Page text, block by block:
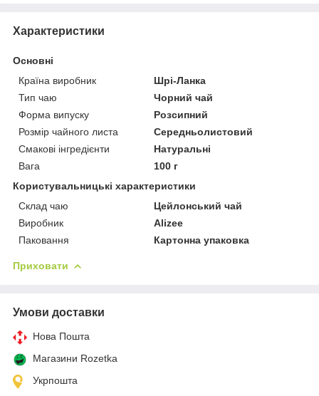
Характеристики
Основні
Країна виробник
Шрі-Ланка
Тип чаю
Чорний чай
Форма випуску
Розсипний
Розмір чайного листа
Середньолистовий
Смакові інгредієнти
Натуральні
Вага
100 г
Користувальницькі характеристики
Склад чаю
Цейлонський чай
Виробник
Alizee
Паковання
Картонна упаковка
Приховати
Умови доставки
Нова Пошта
Магазини Rozetka
Укрпошта